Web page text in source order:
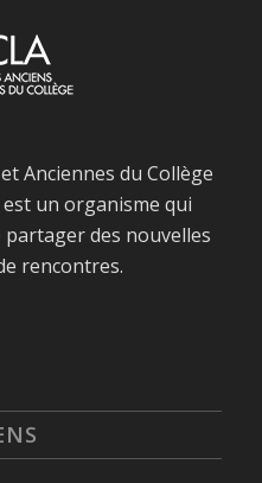
Anciennes du Collège
est un organisme qui
des nouvelles
rencontres.